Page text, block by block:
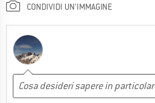
CONDIVIDI UN'IMMAGINE